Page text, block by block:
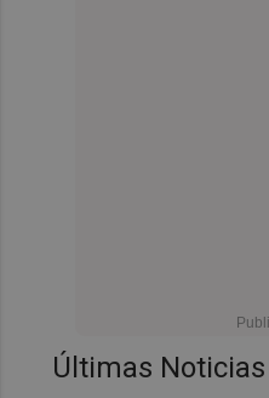
Últimas Noticias